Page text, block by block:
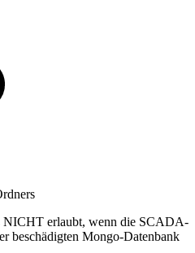
erlaubt, wenn die SCADA-
beschädigten Mongo-Datenbank